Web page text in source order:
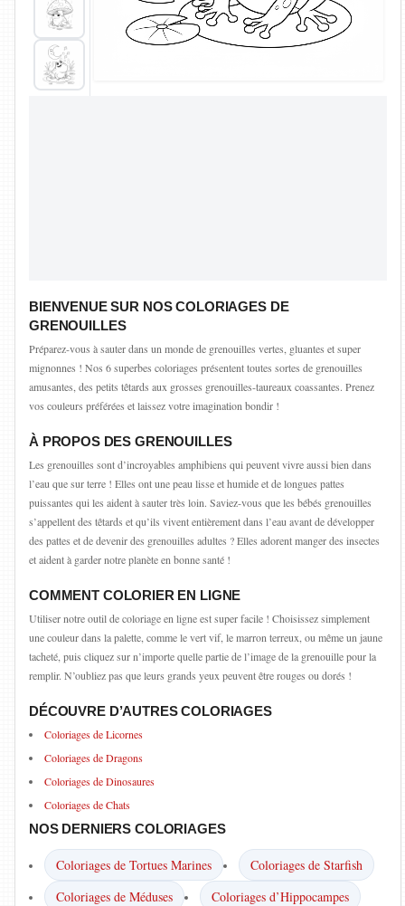
BIENVENUE SUR NOS COLORIAGES DE
GRENOUILLES
Préparez-vous à sauter dans un monde de grenouilles vertes, gluantes et super
mignonnes ! Nos 6 superbes coloriages présentent toutes sortes de grenouilles
amusantes, des petits têtards aux grosses grenouilles-taureaux coassantes. Prenez
vos couleurs préférées et laissez votre imagination bondir !
À PROPOS DES GRENOUILLES
Les grenouilles sont d’incroyables amphibiens qui peuvent vivre aussi bien dans
l’eau que sur terre ! Elles ont une peau lisse et humide et de longues pattes
puissantes qui les aident à sauter très loin. Saviez-vous que les bébés grenouilles
s’appellent des têtards et qu’ils vivent entièrement dans l’eau avant de développer
des pattes et de devenir des grenouilles adultes ? Elles adorent manger des insectes
et aident à garder notre planète en bonne santé !
COMMENT COLORIER EN LIGNE
Utiliser notre outil de coloriage en ligne est super facile ! Choisissez simplement
une couleur dans la palette, comme le vert vif, le marron terreux, ou même un jaune
tacheté, puis cliquez sur n’importe quelle partie de l’image de la grenouille pour la
remplir. N’oubliez pas que leurs grands yeux peuvent être rouges ou dorés !
DÉCOUVRE D’AUTRES COLORIAGES
Coloriages de Licornes
Coloriages de Dragons
Coloriages de Dinosaures
Coloriages de Chats
NOS DERNIERS COLORIAGES
Coloriages de Tortues Marines
Coloriages de Starfish
Coloriages de Méduses
Coloriages d’Hippocampes